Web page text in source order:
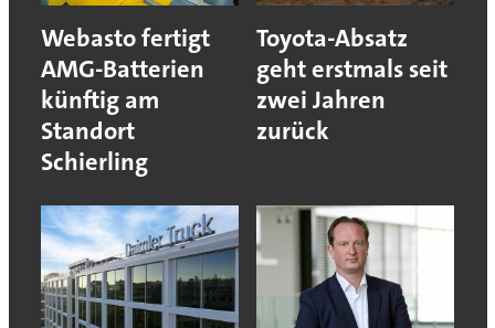
Webasto fertigt
AMG-Batterien
künftig am
Standort
Schierling
Toyota-Absatz
geht erstmals seit
zwei Jahren
zurück